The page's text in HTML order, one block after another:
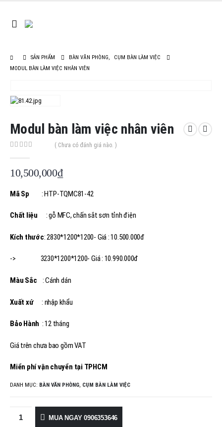
SẢN PHẨM BÀN VĂN PHÒNG,
CỤM BÀN LÀM VIỆC
MODUL BÀN LÀM VIỆC NHÂN VIÊN
Modul bàn làm việc nhân viên
( Chưa có đánh giá nào. )
10,500,000₫
Mã Sp : HTP-TQMC81-42
Chất liệu : gỗ MFC, chấn sắt sơn tỉnh điện
Kích thước: 2830*1200*1200- Giá : 10.500.000đ
-> 3230*1200*1200- Giá : 10.990.000đ
Màu Sắc : Cánh dán
Xuất xứ: nhập khẩu
Bảo Hành : 12 tháng
Giá trên chưa bao gồm VAT
Miển phí vận chuyển tại TPHCM
DANH MỤC: BÀN VĂN PHÒNG, CỤM BÀN LÀM VIỆC
MUA NGAY 0906353646